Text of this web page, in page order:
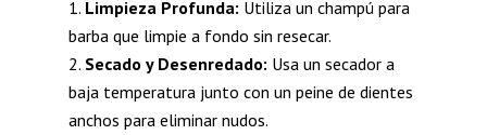
Limpieza Profunda: Utiliza un champú para
barba que limpie a fondo sin resecar.
Secado y Desenredado: Usa un secador a
baja temperatura junto con un peine de dientes
anchos para eliminar nudos.